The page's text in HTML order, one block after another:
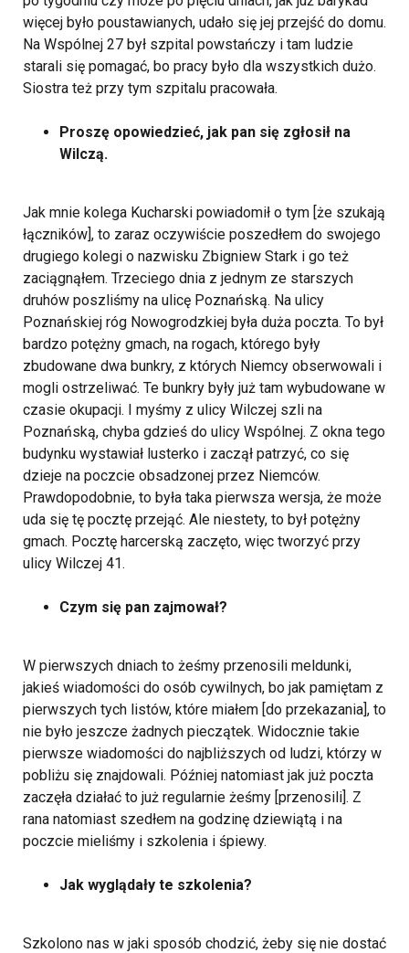
więcej było poustawianych, udało się jej przejść do domu.
Na Wspólnej 27 był szpital powstańczy i tam ludzie
starali się pomagać, bo pracy było dla wszystkich dużo.
Siostra też przy tym szpitalu pracowała.
Proszę opowiedzieć, jak pan się zgłosił na
Wilczą.
Jak mnie kolega Kucharski powiadomił o tym [że szukają
łączników], to zaraz oczywiście poszedłem do swojego
drugiego kolegi o nazwisku Zbigniew Stark i go też
zaciągnąłem. Trzeciego dnia z jednym ze starszych
druhów poszliśmy na ulicę Poznańską. Na ulicy
Poznańskiej róg Nowogrodzkiej była duża poczta. To był
bardzo potężny gmach, na rogach, którego były
zbudowane dwa bunkry, z których Niemcy obserwowali i
mogli ostrzeliwać. Te bunkry były już tam wybudowane w
czasie okupacji. I myśmy z ulicy Wilczej szli na
Poznańską, chyba gdzieś do ulicy Wspólnej. Z okna tego
budynku wystawiał lusterko i zaczął patrzyć, co się
dzieje na poczcie obsadzonej przez Niemców.
Prawdopodobnie, to była taka pierwsza wersja, że może
uda się tę pocztę przejąć. Ale niestety, to był potężny
gmach. Pocztę harcerską zaczęto, więc tworzyć przy
ulicy Wilczej 41.
Czym się pan zajmował?
W pierwszych dniach to żeśmy przenosili meldunki,
jakieś wiadomości do osób cywilnych, bo jak pamiętam z
pierwszych tych listów, które miałem [do przekazania], to
nie było jeszcze żadnych pieczątek. Widocznie takie
pierwsze wiadomości do najbliższych od ludzi, którzy w
pobliżu się znajdowali. Później natomiast jak już poczta
zaczęła działać to już regularnie żeśmy [przenosili]. Z
rana natomiast szedłem na godzinę dziewiątą i na
poczcie mieliśmy i szkolenia i śpiewy.
Jak wyglądały te szkolenia?
Szkolono nas w jaki sposób chodzić, żeby się nie dostać